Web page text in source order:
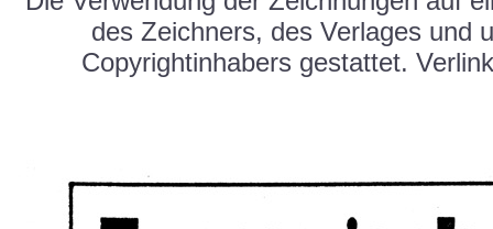
des Zeichners, des Verlages und
Copyrightinhabers gestattet.